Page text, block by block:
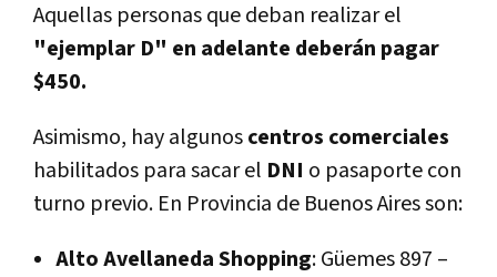
Aquellas personas que deban realizar el
"ejemplar D" en adelante deberán pagar
$450.
Asimismo, hay algunoscentros comerciales
habilitados para sacar el DNI o pasaporte con
turno previo. En Provincia de Buenos Aires son:
Alto Avellaneda Shopping: Güemes 897 –